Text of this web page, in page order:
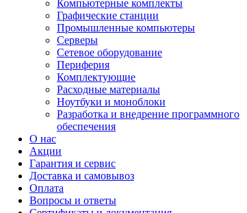
Компьютерные комплекты
Графические станции
Промышленные компьютеры
Серверы
Сетевое оборудование
Периферия
Комплектующие
Расходные материалы
Ноутбуки и моноблоки
Разработка и внедрение программного
обеспечения
О нас
Акции
Гарантия и сервис
Доставка и самовывоз
Оплата
Вопросы и ответы